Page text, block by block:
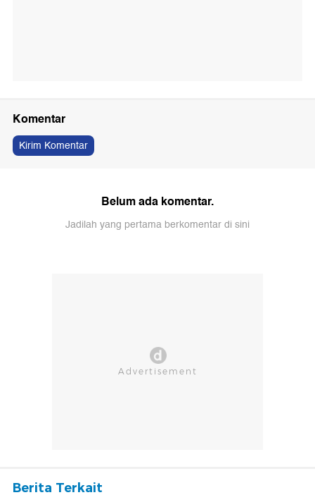
Komentar
Kirim Komentar
Belum ada komentar.
Jadilah yang pertama berkomentar di sini
Berita Terkait